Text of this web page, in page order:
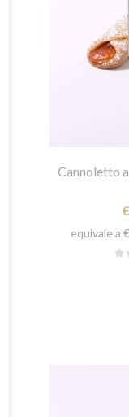
Cannoletto
equivale a